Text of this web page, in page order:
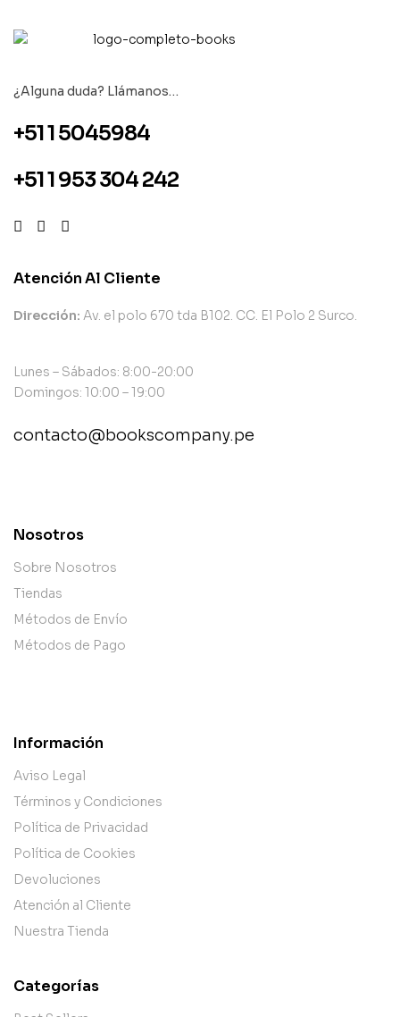
¿Alguna duda? Llámanos…
+51 1 5045984
+51 1 953 304 242
Atención Al Cliente
Dirección: Av. el polo 670 tda B102. CC. El Polo 2 Surco.
Lunes – Sábados: 8:00-20:00
Domingos: 10:00 – 19:00
contacto@bookscompany.pe
Nosotros
Sobre Nosotros
Tiendas
Métodos de Envío
Métodos de Pago
Información
Aviso Legal
Términos y Condiciones
Política de Privacidad
Política de Cookies
Devoluciones
Atención al Cliente
Nuestra Tienda
Categorías